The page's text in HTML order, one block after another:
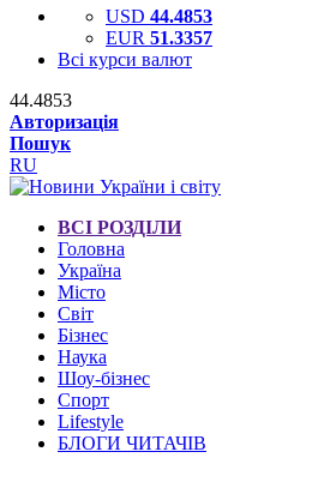
USD 44.4853
EUR 51.3357
Всі курси валют
44.4853
Авторизація
Пошук
RU
ВСІ РОЗДІЛИ
Головна
Україна
Місто
Світ
Бізнес
Наука
Шоу-бізнес
Спорт
Lifestyle
БЛОГИ ЧИТАЧІВ